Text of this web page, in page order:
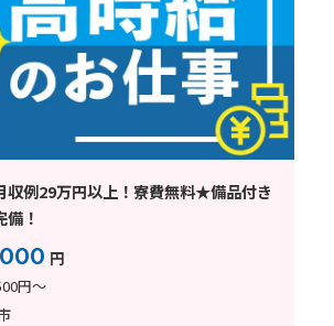
収例29万円以上！寮費無料★備品付き
！
円
円～